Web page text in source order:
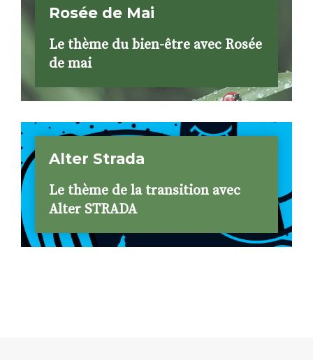
Rosée de Mai
Le thème du bien-être avec Rosée
de mai
Alter Strada
Le thème de la transition avec
Alter STRADA